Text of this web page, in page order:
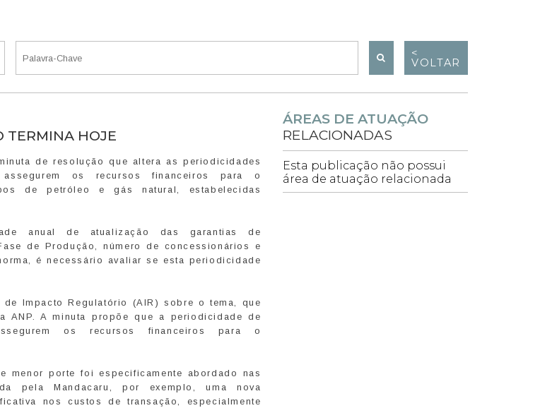
<
VOLTAR
TERMINA HOJE
de resolução que altera as periodicidades
os recursos financeiros para o
de petróleo e gás natural, estabelecidas
anual de atualização das garantias de
de Produção, número de concessionários e
é necessário avaliar se esta periodicidade
Impacto Regulatório (AIR) sobre o tema, que
ANP. A minuta propõe que a periodicidade de
os recursos financeiros para o
menor porte foi especificamente abordado nas
pela Mandacaru, por exemplo, uma nova
nos custos de transação, especialmente
ÁREAS DE ATUAÇÃO
RELACIONADAS
Esta publicação não possui
área de atuação relacionada